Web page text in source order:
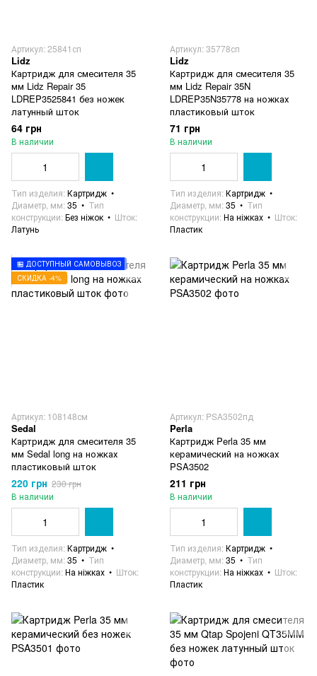
Артикул: 25841сп
Lidz
Картридж для смесителя 35
мм Lidz Repair 35
LDREP3525841 без ножек
латунный шток
64 грн
В наличии
Тип изделия Картридж
Диаметр, мм 35
Тип
конструкции Без ніжок
Шток
Латунь
Артикул: 35778сп
Lidz
Картридж для смесителя 35
мм Lidz Repair 35N
LDREP35N35778 на ножках
пластиковый шток
71 грн
В наличии
Тип изделия Картридж
Диаметр, мм 35
Тип
конструкции На ніжках
Шток
Пластик
🏪 ДОСТУПНЫЙ САМОВЫВОЗ
СКИДКА -4%
Артикул: 108148см
Sedal
Картридж для смесителя 35
мм Sedal long на ножках
пластиковый шток
220 грн 230 грн
В наличии
Тип изделия Картридж
Диаметр, мм 35
Тип
конструкции На ніжках
Шток
Пластик
Артикул: PSA3502пд
Perla
Картридж Perla 35 мм
керамический на ножках
PSA3502
211 грн
В наличии
Тип изделия Картридж
Диаметр, мм 35
Тип
конструкции На ніжках
Шток
Пластик